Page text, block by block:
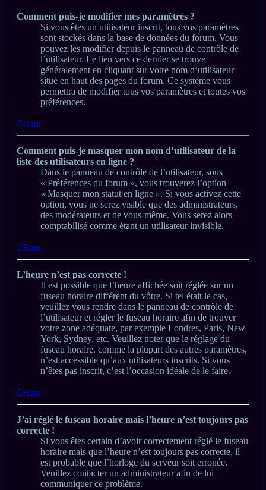
Comment puis-je modifier mes paramètres ?
Si vous êtes un utilisateur inscrit, tous vos paramètres
sont stockés dans la base de données du forum. Vous
pouvez les modifier depuis le panneau de contrôle de
l’utilisateur. Le lien vers ce dernier se trouve
généralement en cliquant sur votre nom d’utilisateur
situé en haut des pages du forum. Ce système vous
permettra de modifier tous vos paramètres et toutes vos
préférences.
Haut
Comment puis-je masquer mon nom d’utilisateur de la
liste des utilisateurs en ligne ?
Dans le panneau de contrôle de l’utilisateur, sous
« Préférences du forum », vous trouverez l’option
« Masquer mon statut en ligne ». Si vous activez cette
option, vous ne serez visible que des administrateurs,
des modérateurs et de vous-même. Vous serez alors
comptabilisé comme étant un utilisateur invisible.
Haut
L’heure n’est pas correcte !
Il est possible que l’heure affichée soit réglée sur un
fuseau horaire différent du vôtre. Si tel était le cas,
veuillez vous rendre dans le panneau de contrôle de
l’utilisateur et régler le fuseau horaire afin de trouver
votre zone adéquate, par exemple Londres, Paris, New
York, Sydney, etc. Veuillez noter que le réglage du
fuseau horaire, comme la plupart des autres paramètres,
n’est accessible qu’aux utilisateurs inscrits. Si vous
n’êtes pas inscrit, c’est l’occasion idéale de le faire.
Haut
J’ai réglé le fuseau horaire mais l’heure n’est toujours pas
correcte !
Si vous êtes certain d’avoir correctement réglé le fuseau
horaire mais que l’heure n’est toujours pas correcte, il
est probable que l’horloge du serveur soit erronée.
Veuillez contacter un administrateur afin de lui
communiquer ce problème.